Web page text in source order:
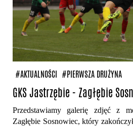
#AKTUALNOŚCI #PIERWSZA DRUŻYNA
GKS Jastrzębie - Zagłębie
Przedstawiamy galerię zdjęć z
Zagłębie Sosnowiec, który